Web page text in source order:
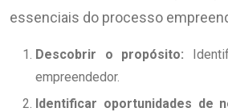
essenciais do processo
Descobrir o propósito:
empreendedor.
Identificar oportunidades de